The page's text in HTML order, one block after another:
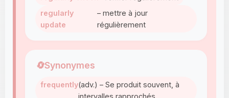
regularly
update
– mettre à jour
régulièrement
🔄Synonymes
frequently(adv.) – Se produit souvent, à